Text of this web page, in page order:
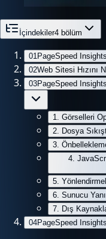
İçindekiler4 bölüm
01 PageSpeed
02Web Sitesi Hızını
03PageSpeed
1. Görselleri
2. Dosya
3.
4.
5.
6. Sunucu
7. Dış
04PageSpeed